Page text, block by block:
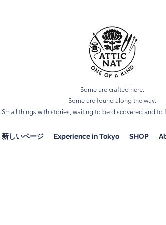
Some are crafted here.
Some are found along the way.
Small things with stories, waiting to be discovered and to
新しいページ Experience in Tokyo SHOP